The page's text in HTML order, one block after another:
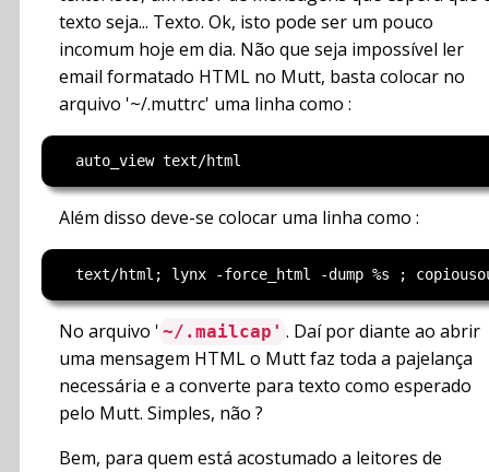
texto seja... Texto. Ok, isto pode ser um pouco
incomum hoje em dia. Não que seja impossível ler
email formatado HTML no Mutt, basta colocar no
arquivo '~/.muttrc' uma linha como :
Além disso deve-se colocar uma linha como :
No arquivo ' ~/.mailcap' . Daí por diante ao abrir
uma mensagem HTML o Mutt faz toda a pajelança
necessária e a converte para texto como esperado
pelo Mutt. Simples, não ?
Bem, para quem está acostumado a leitores de